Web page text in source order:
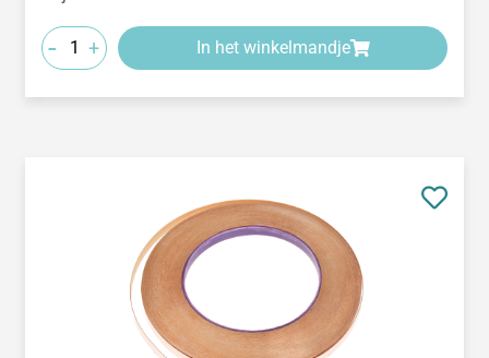
- + In het winkelmandje